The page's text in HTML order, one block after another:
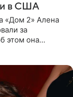
в США
«Дом 2» Алена
за
этом она